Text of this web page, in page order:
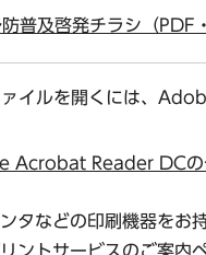
普及啓発チラシ（PDF
ァイルを開くには、
Acrobat Reader DCの
タなどの印刷機器をお
ントサービスのご案内